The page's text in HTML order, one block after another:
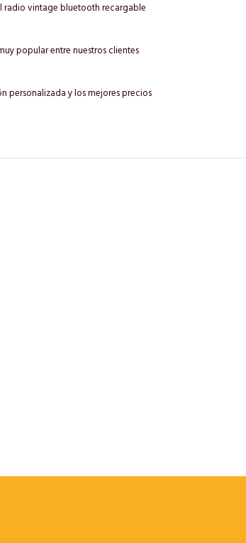
radio vintage bluetooth recargable
popular entre nuestros clientes
personalizada y los mejores precios